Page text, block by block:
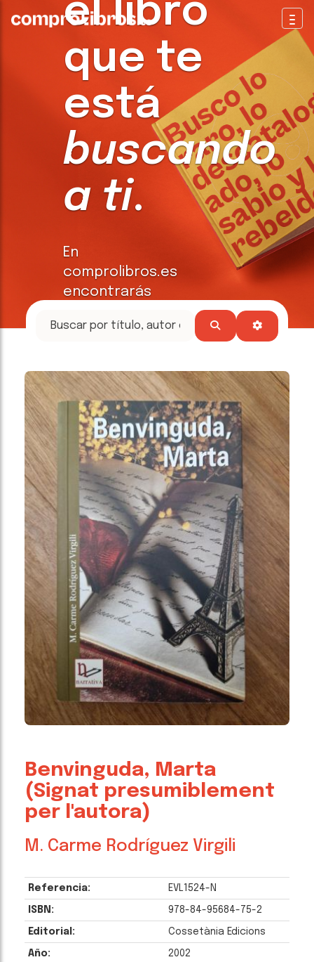
el libro
que te
está
buscando
a ti.
En
comprolibros.es
encontrarás
tesoros
Benvinguda, Marta
(Signat presumiblement
per l'autora)
M. Carme Rodríguez Virgili
Referencia: EVL1524-N
ISBN: 978-84-95684-75-2
Editorial: Cossetània Edicions
Año: 2002